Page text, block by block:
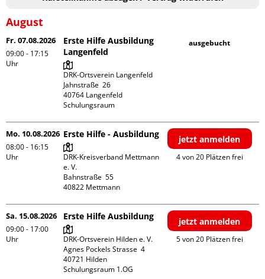
August
Fr. 07.08.2026
09:00 - 17:15
Uhr
Erste Hilfe Ausbildung
Langenfeld
DRK-Ortsverein Langenfeld
Jahnstraße  26
40764 Langenfeld
Schulungsraum
ausgebucht
Mo. 10.08.2026
08:00 - 16:15
Uhr
Erste Hilfe - Ausbildung
DRK-Kreisverband Mettmann
e. V.
Bahnstraße  55
jetzt anmelden
4 von 20 Plätzen frei
Sa. 15.08.2026
09:00 - 17:00
Uhr
Erste Hilfe Ausbildung
DRK-Ortsverein Hilden e. V.
Agnes Pockels Strasse  4
40721 Hilden
Schulungsraum 1.OG
jetzt anmelden
5 von 20 Plätzen frei